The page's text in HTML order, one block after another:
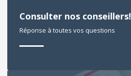
Consulter nos conseillers!
Réponse à toutes vos questions